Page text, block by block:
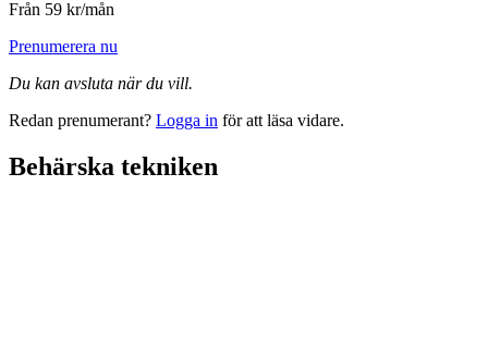
Från 59 kr/mån
Prenumerera nu
Du kan avsluta när du vill.
Redan prenumerant? Logga in för att läsa vidare.
Behärska tekniken